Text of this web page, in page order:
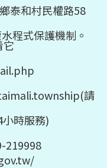
泰和村民權路58
程式保護機制。
它
請
時服務)
219998